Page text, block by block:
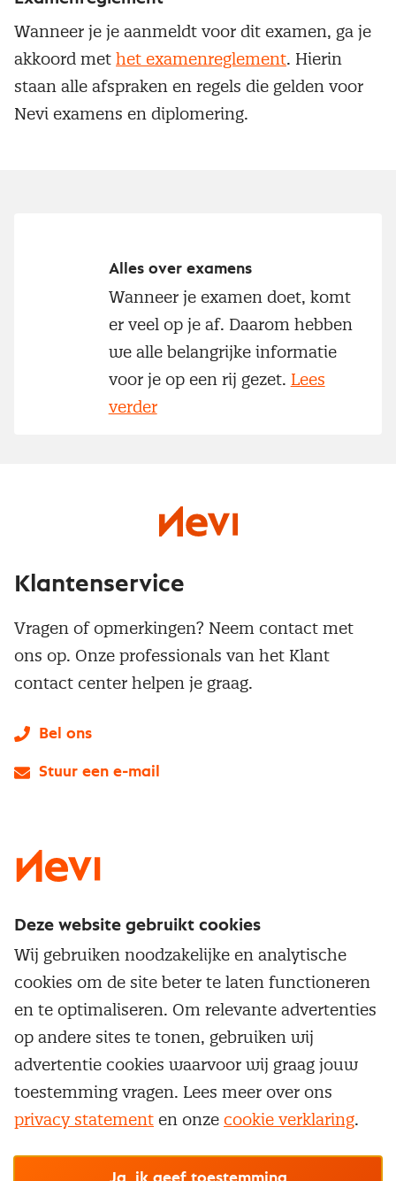
Wanneer je je aanmeldt voor dit examen, ga je
akkoord met het examenreglement. Hierin
staan alle afspraken en regels die gelden voor
Nevi examens en diplomering.
Alles over examens
Wanneer je examen doet, komt
er veel op je af. Daarom hebben
we alle belangrijke informatie
voor je op een rij gezet. Lees
verder
Service & contact
Over inkoop
Netwerk en communities
Aanmelden nieuwsbrief
Word lid van Nevi
Inkoop vacatures
Populaire thema's
Aanbesteden
Contractmanagement
Kostenmanagement
Onderhandelen
Supply management
Opleidingen en trainingen
Trainingen
Opleidingen
Maatwerk
Klantenservice
Vragen of opmerkingen? Neem contact met
ons op. Onze professionals van het Klant
contact center helpen je graag.
Bel ons
Stuur een e-mail
Cookievoorkeuren beherenOnzealgemene
© Nevi.nl
Deze website gebruikt cookies
Wij gebruiken noodzakelijke en analytische
cookies om de site beter te laten functioneren
en te optimaliseren. Om relevante advertenties
op andere sites te tonen, gebruiken wij
advertentie cookies waarvoor wij graag jouw
toestemming vragen. Lees meer over ons
privacy statement en onze cookie verklaring.